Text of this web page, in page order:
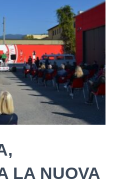
LA NUOVA